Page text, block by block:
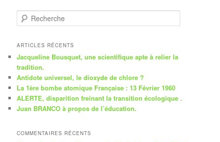
e
h
r
c
h
e
ARTICLES RÉCENTS
Jacqueline Bousquet, une scientifique apte à relier la
tradition.
Antidote universel, le dioxyde de chlore ?
La 1ère bombe atomique Française : 13 Février 1960
ALERTE, disparition freinant la transition écologique .
Juan BRANCO à propos de l’éducation.
COMMENTAIRES RÉCENTS